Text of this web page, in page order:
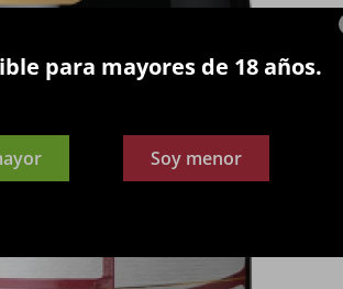
para mayores de 18 años.
Soy menor